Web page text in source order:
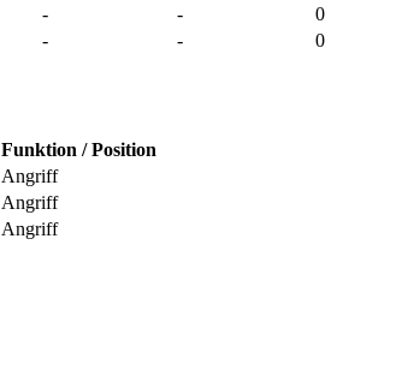
- -
0
- - 0
Funktion / Position
Angriff
Angriff
Angriff